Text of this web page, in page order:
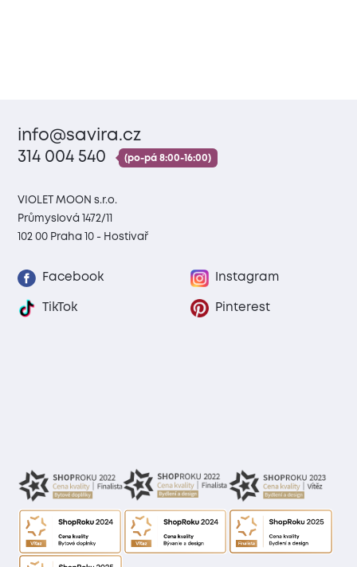
info@savira.cz
314 004 540
(po-pá 8:00-16:00)
VIOLET MOON s.r.o.
Průmyslová 1472/11
102 00 Praha 10 - Hostivař
Facebook Instagram
TikTok Pinterest